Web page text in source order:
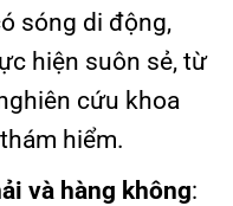
sóng di động,
hiện suôn sẻ, từ
cứu khoa
hiểm.
và hàng không: